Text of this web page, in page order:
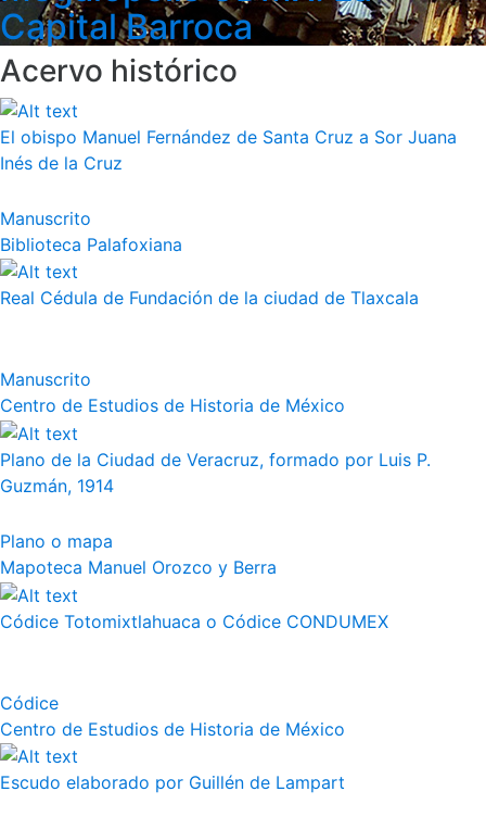
Capital Barroca
Acervo histórico
El obispo Manuel Fernández de Santa Cruz a Sor Juana
Inés de la Cruz
Manuscrito
Biblioteca Palafoxiana
Real Cédula de Fundación de la ciudad de Tlaxcala
Manuscrito
Centro de Estudios de Historia de México
Plano de la Ciudad de Veracruz, formado por Luis P.
Guzmán, 1914
Plano o mapa
Mapoteca Manuel Orozco y Berra
Códice Totomixtlahuaca o Códice CONDUMEX
Códice
Centro de Estudios de Historia de México
Escudo elaborado por Guillén de Lampart